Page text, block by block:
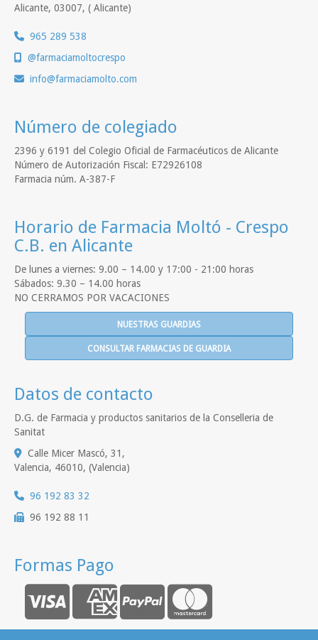
Alicante, 03007, ( Alicante)
965 289 538
@farmaciamoltocrespo
info
farmaciamolto.com
Número de colegiado
2396 y 6191 del Colegio Oficial de Farmacéuticos de Alicante
Número de Autorización Fiscal: E72926108
Farmacia núm. A-387-F
Horario de Farmacia Moltó - Crespo
C.B. en Alicante
De lunes a viernes: 9.00 – 14.00 y 17:00 - 21:00 horas
Sábados: 9.30 – 14.00 horas
NO CERRAMOS POR VACACIONES
NUESTRAS GUARDIAS
CONSULTAR FARMACIAS DE GUARDIA
Datos de contacto
D.G. de Farmacia y productos sanitarios de la Conselleria de
Sanitat
Calle Micer Mascó, 31,
Valencia, 46010, (Valencia)
96 192 83 32
96 192 88 11
Formas Pago